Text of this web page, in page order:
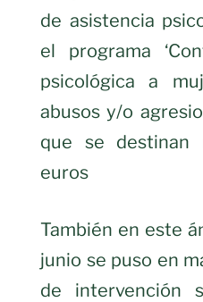
de asistencia
el programa
psicológica a
abusos y/o
que se
euros
También en este
junio se puso en
de intervención